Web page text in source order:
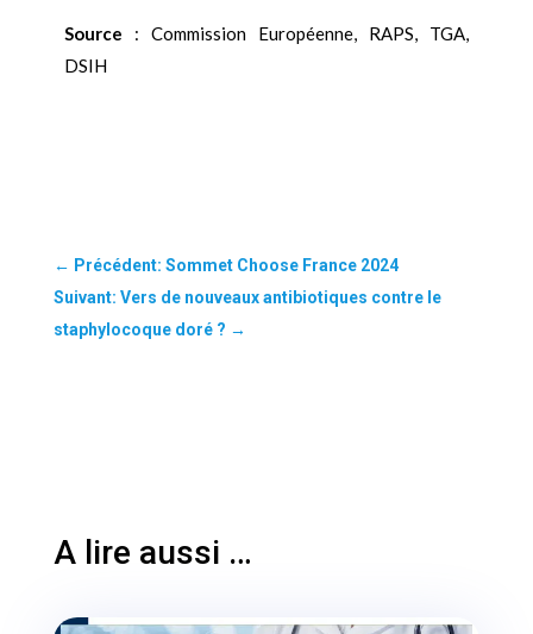
Source : Commission Européenne, RAPS, TGA,
DSIH
← Précédent: Sommet Choose France 2024
Suivant: Vers de nouveaux antibiotiques contre le
staphylocoque doré ? →
A lire aussi …